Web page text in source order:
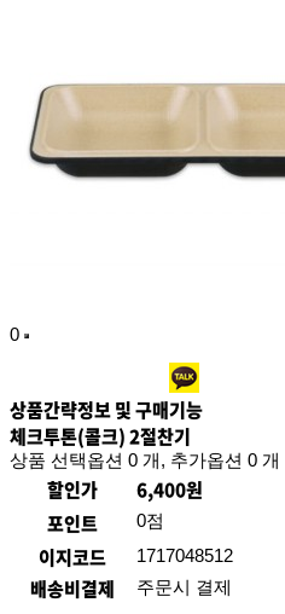
0
상품간략정보 및 구매기능
체크투톤(콜크) 2절찬기
상품 선택옵션 0 개, 추가옵션 0 개
할인가
6,400원
포인트
0점
이지코드 1717048512
배송비결제 주문시 결제